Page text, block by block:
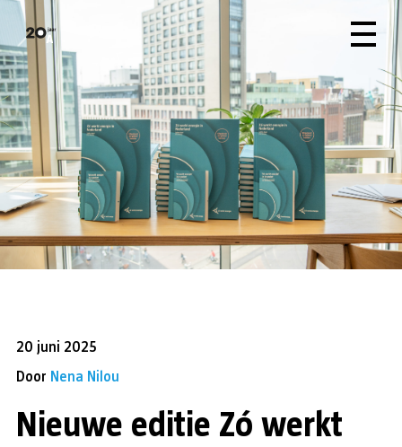
20 juni 2025
Door Nena Nilou
Nieuwe editie Zó werkt